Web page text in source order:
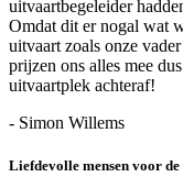
uitvaartbegeleider
Omdat dit er nogal wat
uitvaart zoals onze
prijzen ons alles mee
uitvaartplek achteraf!
- Simon Willems
Liefdevolle mensen voor